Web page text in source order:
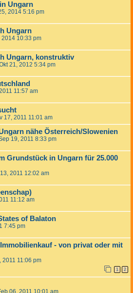
Ungarn
2014 5:16 pm
Ungarn
2014 10:33 pm
Ungarn, konstruktiv
21, 2012 5:34 pm
11:57 am
17, 2011 11:01 am
nähe Österreich/Slowenien
19, 2011 8:33 pm
Grundstück in Ungarn für 25.000
2011 12:02 am
11:12 am
of Balaton
7:45 pm
- von privat oder mit
2011 11:06 pm
1 2